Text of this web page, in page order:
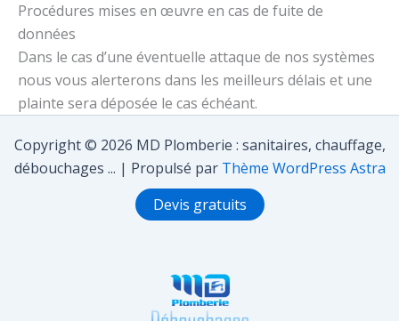
Procédures mises en œuvre en cas de fuite de
données
Dans le cas d’une éventuelle attaque de nos systèmes
nous vous alerterons dans les meilleurs délais et une
plainte sera déposée le cas échéant.
Copyright © 2026 MD Plomberie : sanitaires, chauffage,
débouchages ... | Propulsé par Thème WordPress Astra
Devis gratuits